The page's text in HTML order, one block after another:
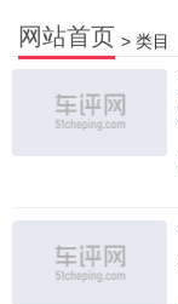
网站首页 > 类目